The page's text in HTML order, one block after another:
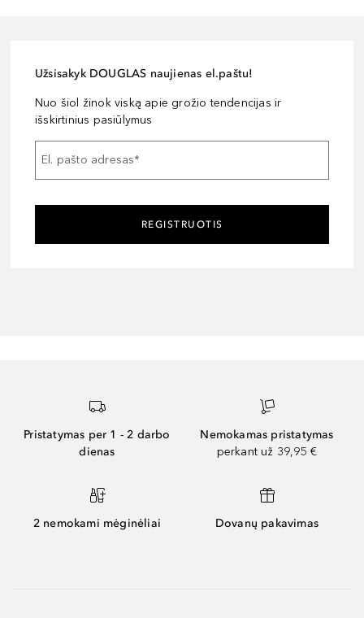
Užsisakyk DOUGLAS naujienas el.paštu!
Nuo šiol žinok viską apie grožio tendencijas ir
išskirtinius pasiūlymus
El. pašto adresas*
REGISTRUOTIS
Pristatymas per 1 - 2 darbo
dienas
Nemokamas pristatymas
perkant už 39,95 €
2 nemokami mėginėliai Dovanų pakavimas